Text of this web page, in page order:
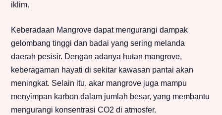
iklim.
Keberadaan Mangrove dapat mengurangi dampak
gelombang tinggi dan badai yang sering melanda
daerah pesisir. Dengan adanya hutan mangrove,
keberagaman hayati di sekitar kawasan pantai akan
meningkat. Selain itu, akar mangrove juga mampu
menyimpan karbon dalam jumlah besar, yang membantu
mengurangi konsentrasi CO2 di atmosfer.